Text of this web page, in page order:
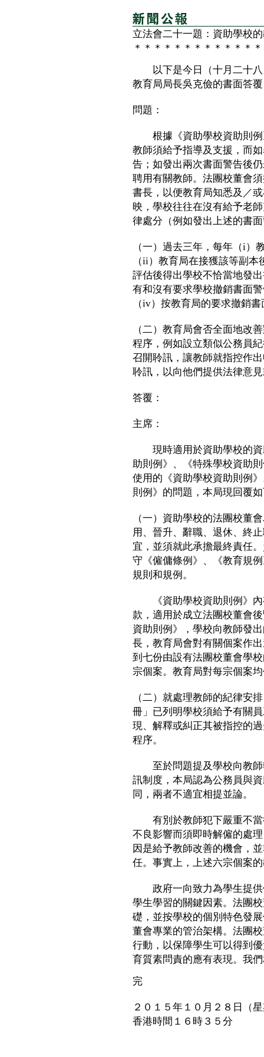
立法會二十一題：資助學校
＊＊＊＊＊＊＊＊＊＊＊＊
以下是今日（十月二十八
教育局局長吳克儉的書面答
問題：
根據《資助學校資助則例
教師須給予指導及支援，而
告；如發出兩次書面警告後
聘用有關教師。法團校董會
書長，以便教育局知悉及／
映，學校往往在沒有給予老
律處分（例如發出上述的書
（一）過去三年，每年（i）
（ii）教育局在接獲該等副
評估後得出學校不恰當地發
有和沒有要求學校撤銷書面
（iv）按教育局的要求撤銷
（二）教育局會否全面地改
程序，例如設立類似公務員
召開聆訊，讓教師就指控作
聆訊，以向他們提供法律意
答覆：
主席：
現時適用於資助學校的資
助則例》、《特殊學校資助
使用的《資助學校資助則例
則例》的問題，本局現回覆
（一）資助學校的法團校董
用、晉升、辭職、退休、終
宜，並須就此承擔最終責任
守《僱傭條例》、《教育規
規則和規例。
《資助學校資助則例》內
款，適用於成立法團校董會
資助則例》，學校向教師發
長，教育局會對有關個案作
到七份由設有法團校董會學
宗個案。教育局對每宗個案
（二）就處理教師的紀律安
冊」已列明學校須給予有關
現、解釋或糾正其被指控的
程序。
至於問題提及學校向教師
訊制度，本局認為公務員與
同，兩者不適宜相提並論。
有別於教師犯下嚴重不當
不良影響而須即時解僱的處
因是給予教師改善的機會，
任。事實上，上述六宗個案
政府一向致力為學生提供
學生學習的關鍵因素。法團
礎，並按學校的個別特色發
董會專業的管治架構。法團
行動，以保障學生可以得到
育質素問責的應有表現。我
完
２０１５年１０月２８日（
香港時間１６時３５分